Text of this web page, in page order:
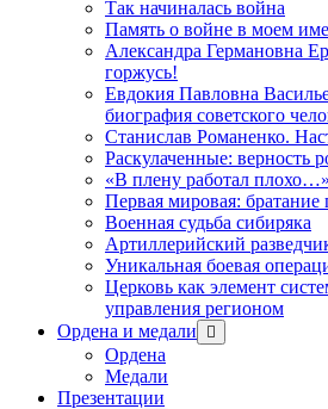
Так начиналась война
Память о войне в моем
Александра Германовна
горжусь!
Евдокия Павловна
биография советского
Станислав Романенко.
Раскулаченные: верность
«В плену работал плохо…»
Первая мировая: братание
Военная судьба сибиряка
Артиллерийский
Уникальная боевая
Церковь как элемент
управления регионом
Ордена и медали
открыть
меню
Ордена
Медали
Презентации